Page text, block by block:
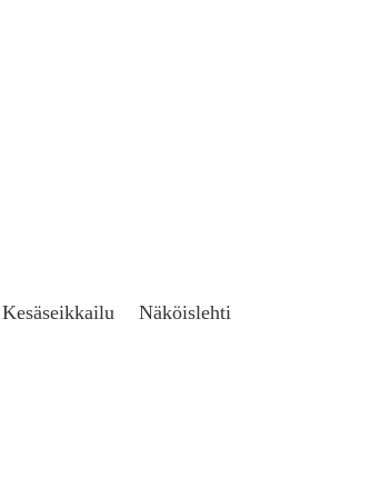
Näköislehti